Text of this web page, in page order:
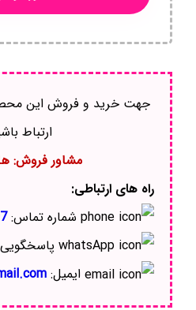
جهت خرید و فروش این
ارتباط
مشاور فروش:
راه های ارتباطی:
شماره تماس:
ایمیل: